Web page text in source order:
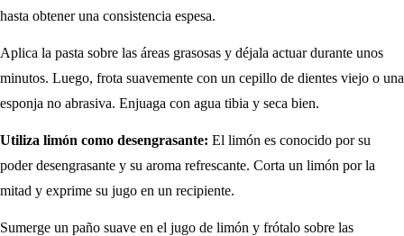
hasta obtener una consistencia espesa.
Aplica la pasta sobre las áreas grasosas y déjala actuar durante unos
minutos. Luego, frota suavemente con un cepillo de dientes viejo o una
esponja no abrasiva. Enjuaga con agua tibia y seca bien.
Utiliza limón como desengrasante: El limón es conocido por su
poder desengrasante y su aroma refrescante. Corta un limón por la
mitad y exprime su jugo en un recipiente.
Sumerge un paño suave en el jugo de limón y frótalo sobre las